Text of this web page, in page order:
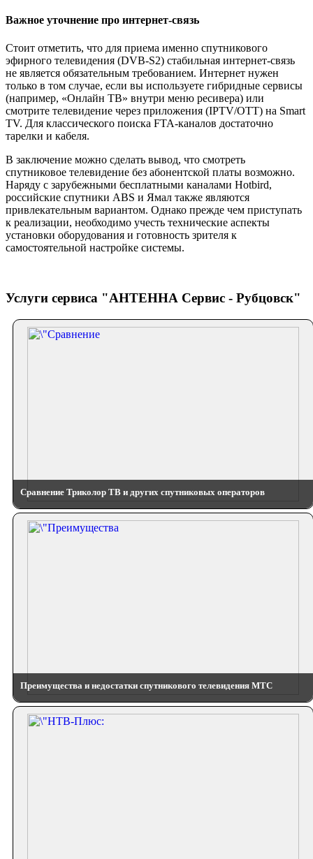
Важное уточнение про интернет-связь
Стоит отметить, что для приема именно спутникового
эфирного телевидения (DVB-S2) стабильная интернет-связь
не является обязательным требованием. Интернет нужен
только в том случае, если вы используете гибридные сервисы
(например, «Онлайн ТВ» внутри меню ресивера) или
смотрите телевидение через приложения (IPTV/OTT) на Smart
TV. Для классического поиска FTA-каналов достаточно
тарелки и кабеля.
В заключение можно сделать вывод, что смотреть
спутниковое телевидение без абонентской платы возможно.
Наряду с зарубежными бесплатными каналами Hotbird,
российские спутники ABS и Ямал также являются
привлекательным вариантом. Однако прежде чем приступать
к реализации, необходимо учесть технические аспекты
установки оборудования и готовность зрителя к
самостоятельной настройке системы.
Услуги сервиса "АНТЕННА Сервис - Рубцовск"
Сравнение Триколор ТВ и других спутниковых операторов
Преимущества и недостатки спутникового телевидения МТС